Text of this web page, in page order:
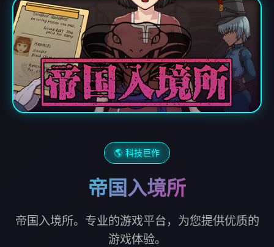
🌎 科技巨作
帝国入境所
帝国入境所。专业的游戏平台，为您提供优质的
游戏体验。